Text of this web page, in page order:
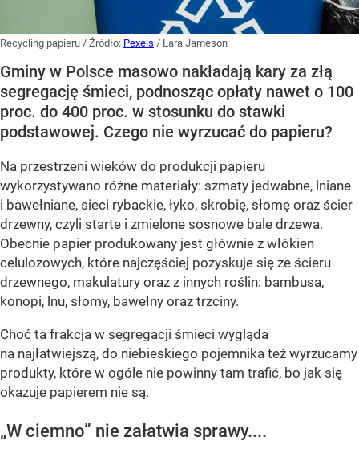
Recycling papieru / Źródło: Pexels / Lara Jameson
Gminy w Polsce masowo nakładają kary za złą
segregację śmieci, podnosząc opłaty nawet o 100
proc. do 400 proc. w stosunku do stawki
podstawowej. Czego nie wyrzucać do papieru?
Na przestrzeni wieków do produkcji papieru
wykorzystywano różne materiały: szmaty jedwabne, lniane
i bawełniane, sieci rybackie, łyko, skrobię, słomę oraz ścier
drzewny, czyli starte i zmielone sosnowe bale drzewa.
Obecnie papier produkowany jest głównie z włókien
celulozowych, które najczęściej pozyskuje się ze ścieru
drzewnego, makulatury oraz z innych roślin: bambusa,
konopi, lnu, słomy, bawełny oraz trzciny.
Choć ta frakcja w segregacji śmieci wygląda
na najłatwiejszą, do niebieskiego pojemnika też wyrzucamy
produkty, które w ogóle nie powinny tam trafić, bo jak się
okazuje papierem nie są.
„W ciemno” nie załatwia sprawy....